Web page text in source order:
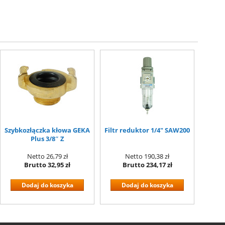
Szybkozłączka kłowa GEKA
Plus 3/8″ Z
Netto 26,79 zł
Brutto32,95 zł
Dodaj do koszyka
Filtr reduktor 1/4" SAW200
Netto 190,38 zł
Brutto234,17 zł
Dodaj do koszyka